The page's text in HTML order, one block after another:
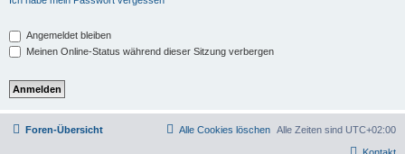
Angemeldet bleiben
Meinen Online-Status während dieser Sitzung verbergen
Foren-Übersicht Alle Zeiten sind UTC+02:00
Alle Cookies löschen